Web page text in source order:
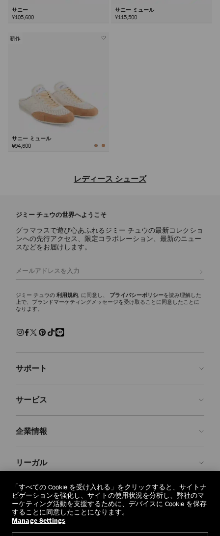
サニー
¥105,600
サニー ミュール
¥115,500
新作
サニー ミュール
¥94,600
レディース シューズ
イリー使いのアイコンからステートメントスタイルまで、あらゆるシー
ンに映えるラグジュアリーなレディース シューズのご紹介。
パンプス
スカーレットに代表されるシグネチャーパンプスには、ナッパレザーか
レザー仕上げを使用しています。どんなワードローブにもエレガンスと
多彩な魅力を添える、モダンなシルエットをご覧ください。
スリッパ
エリオットスリッパ ファミリーは、多彩な彫刻的シルエットが印象的
で、ディテールにシグネチャーなハードウェアをあしらいました。 洗
現代的なクラフツマンシップを兼ね備えた、エフォートレスで魅力ある
パール、クリスタルで装飾を施し、モダンなアクセントを添えた、美し
ルに気取らないフラットシューズ、どの1足を選んでも、存在感を放
スニーカー
なラグジュアリーを再定義します。 ステートメントなソールからミニ
ブーツ
た、クラシックなアンクルブーツやニーハイブーツをご紹介します。
実用性と華やかさが調和したデザインは、シーズンを重ねても色褪せな
いように仕立てられています。
ジミー チュウの世界へようこそ
グラマラスで遊び心あふれるジミー チュウの最新コレクショ
ンへの先行アクセス、限定コラボレーション、最新のニュー
スなどをお届けします。
ジミー チュウの 利用規約, に同意し、 プライバシーポリシーを読み理解した
上で、ブランドマーケティングメッセージを受け取ることに同意したことに
なります。
サポート
よくあるご質問
返品を申請
配送
交換・返品
サービス
Made-to-Order
保証
企業情報
ブランドの歴史
JC World
社会への貢献
私たちの責任
クラフツマンシップ
リーガル
プライバシーポリシー
利用規約
忘れられる権利
個人情報開示請求フォーム
regionselector.country. (€)
「すべての Cookie を受け入れる」をクリックすると、サイトナ
ビゲーションを強化し、サイトの使用状況を分析し、弊社のマ
ーケティング活動を支援するために、デバイスに Cookie を保存
することに同意したことになります。
Manage Settings